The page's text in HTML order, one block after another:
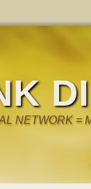
NETWORK =